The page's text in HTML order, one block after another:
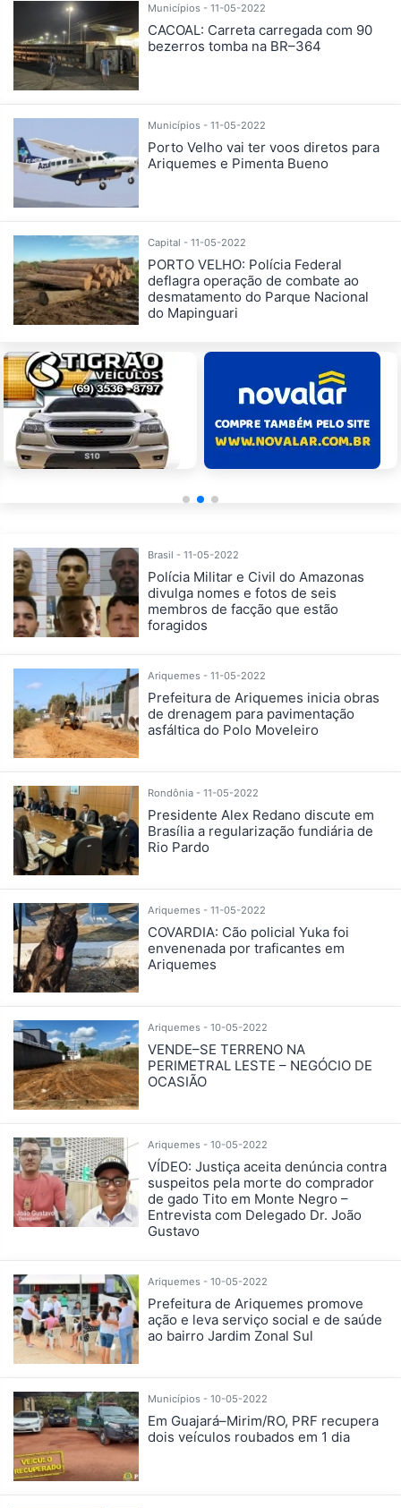
Municípios - 11-05-2022
CACOAL: Carreta carregada com 90
bezerros tomba na BR–364
Municípios - 11-05-2022
Porto Velho vai ter voos diretos para
Ariquemes e Pimenta Bueno
Capital - 11-05-2022
PORTO VELHO: Polícia Federal
deflagra operação de combate ao
desmatamento do Parque Nacional
do Mapinguari
Brasil - 11-05-2022
Polícia Militar e Civil do Amazonas
divulga nomes e fotos de seis
membros de facção que estão
foragidos
Ariquemes - 11-05-2022
Prefeitura de Ariquemes inicia obras
de drenagem para pavimentação
asfáltica do Polo Moveleiro
Rondônia - 11-05-2022
Presidente Alex Redano discute em
Brasília a regularização fundiária de
Rio Pardo
Ariquemes - 11-05-2022
COVARDIA: Cão policial Yuka foi
envenenada por traficantes em
Ariquemes
Ariquemes - 10-05-2022
VENDE–SE TERRENO NA
PERIMETRAL LESTE – NEGÓCIO DE
OCASIÃO
Ariquemes - 10-05-2022
VÍDEO: Justiça aceita denúncia contra
suspeitos pela morte do comprador
de gado Tito em Monte Negro –
Entrevista com Delegado Dr. João
Gustavo
Ariquemes - 10-05-2022
Prefeitura de Ariquemes promove
ação e leva serviço social e de saúde
ao bairro Jardim Zonal Sul
Municípios - 10-05-2022
Em Guajará–Mirim/RO, PRF recupera
dois veículos roubados em 1 dia